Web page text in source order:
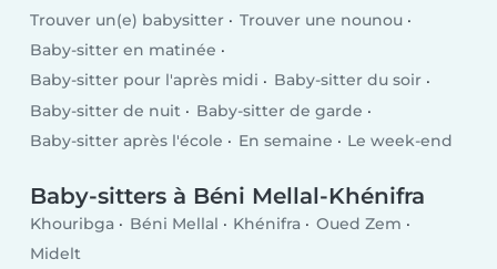
Trouver un(e) babysitter
Trouver une nounou
Baby-sitter en matinée
Baby-sitter pour l'après midi
Baby-sitter du soir
Baby-sitter de nuit
Baby-sitter de garde
Baby-sitter après l'école
En semaine Le week-end
Baby-sitters à Béni Mellal-Khénifra
Khouribga Béni Mellal Khénifra
Oued Zem
Midelt